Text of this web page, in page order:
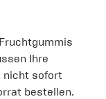
Ihre
nicht sofort
bestellen.